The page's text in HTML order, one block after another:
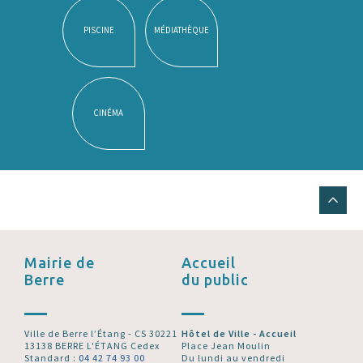
PISCINE MÉDIATHÈQUE
CINÉMA
Mairie de
Berre
Ville de Berre l’Étang - CS 30221
13138 BERRE L'ÉTANG Cedex
Standard : 04 42 74 93 00
Accueil
du public
Hôtel de Ville - Accueil
Place Jean Moulin
Du lundi au vendredi